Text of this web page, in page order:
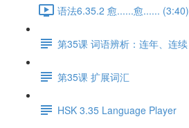
语法6.35.2 愈......愈...... (3:40)
第35课 词语辨析：连年、连续
第35课 扩展词汇
HSK 3.35 Language Player